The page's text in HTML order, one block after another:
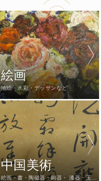
絵画
油絵・水彩・デッサンなど
中国美術
絵画・書・陶磁器・銅器・ 漆器・玉